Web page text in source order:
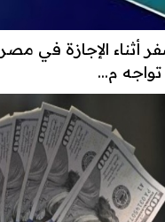
أثناء الإجازة في
م...